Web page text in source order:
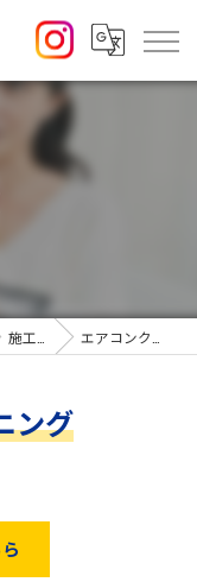
施工実績 エアコンクリーニング
ング